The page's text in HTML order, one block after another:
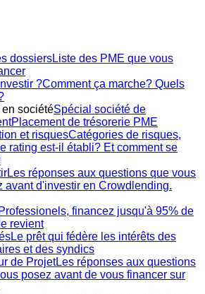
dossiersListe des PME que vous
?Comment ça marche? Quels
sociétéSpécial société de
Placement de trésorerie PME
et risquesCatégories de risques,
rating est-il établi? Et comment se
Les réponses aux questions que vous
avant d'investir en Crowdlending.
Professionels, financez jusqu'à 95% de
revient
Le prêt qui fédère les intérêts des
et des syndics
de ProjetLes réponses aux questions
posez avant de vous financer sur